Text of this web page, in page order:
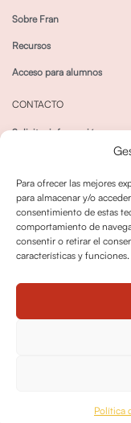
Para ofrecer las mejores
para almacenar y/o
consentimiento de estas
comportamiento de
consentir o retirar el
características y funciones.
Política
Sobre Fran
Recursos
Acceso para alumnos
CONTACTO
Solicitar información
Política de cookies
Política dedevoluciones y
© OPO180